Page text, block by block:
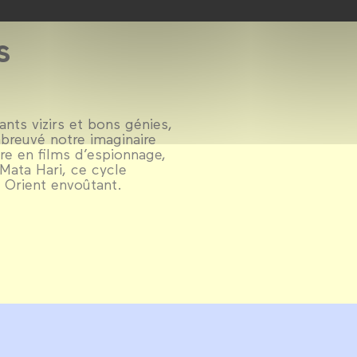
vizirs et bons génies,
notre imaginaire
en films d’espionnage,
Hari, ce cycle
envoûtant.